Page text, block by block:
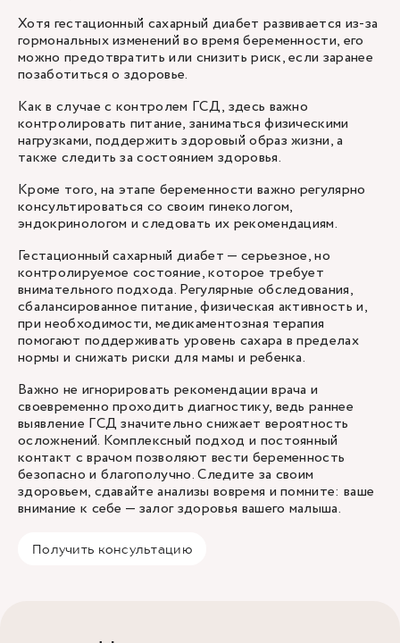
Хотя гестационный сахарный диабет развивается из-за
гормональных изменений во время беременности, его
можно предотвратить или снизить риск, если заранее
позаботиться о здоровье.
Как в случае с контролем ГСД, здесь важно
контролировать питание, заниматься физическими
нагрузками, поддержить здоровый образ жизни, а
также следить за состоянием здоровья.
Кроме того, на этапе беременности важно регулярно
консультироваться со своим гинекологом,
эндокринологом и следовать их рекомендациям.
Гестационный сахарный диабет — серьезное, но
контролируемое состояние, которое требует
внимательного подхода. Регулярные обследования,
сбалансированное питание, физическая активность и,
при необходимости, медикаментозная терапия
помогают поддерживать уровень сахара в пределах
нормы и снижать риски для мамы и ребенка.
Важно не игнорировать рекомендации врача и
своевременно проходить диагностику, ведь раннее
выявление ГСД значительно снижает вероятность
осложнений. Комплексный подход и постоянный
контакт с врачом позволяют вести беременность
безопасно и благополучно. Следите за своим
здоровьем, сдавайте анализы вовремя и помните: ваше
внимание к себе — залог здоровья вашего малыша.
Получить консультацию